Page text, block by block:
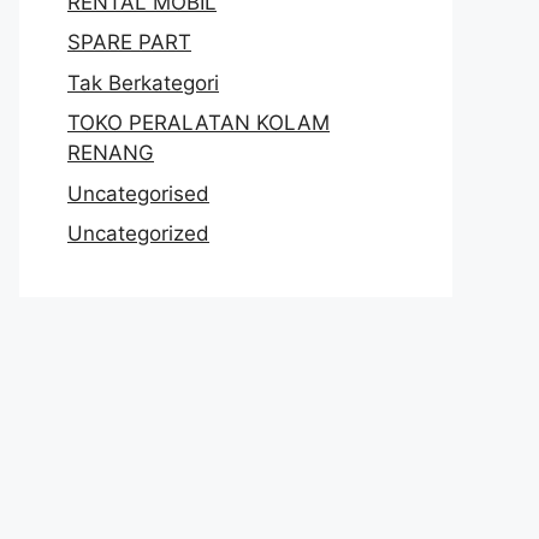
SPARE PART
Tak Berkategori
TOKO PERALATAN KOLAM
RENANG
Uncategorised
Uncategorized